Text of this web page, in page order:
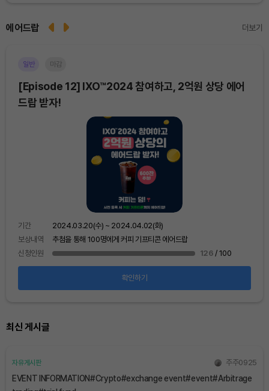
에어드랍 더보기
일반 마감
[Episode 12] IXO™2024 참여하고, 2억원 상당 에어
드랍 받자!
기간
2024.03.20(수) ~ 2024.04.02(화)
보상내역
추첨을 통해 100명에게 커피 기프티콘 에어드랍
신청인원
126 / 100
확인하기
최신 게시글
자유게시판 주주0925
EVENT INFORMATION#Crypto#exchange event#event#Arbitrage